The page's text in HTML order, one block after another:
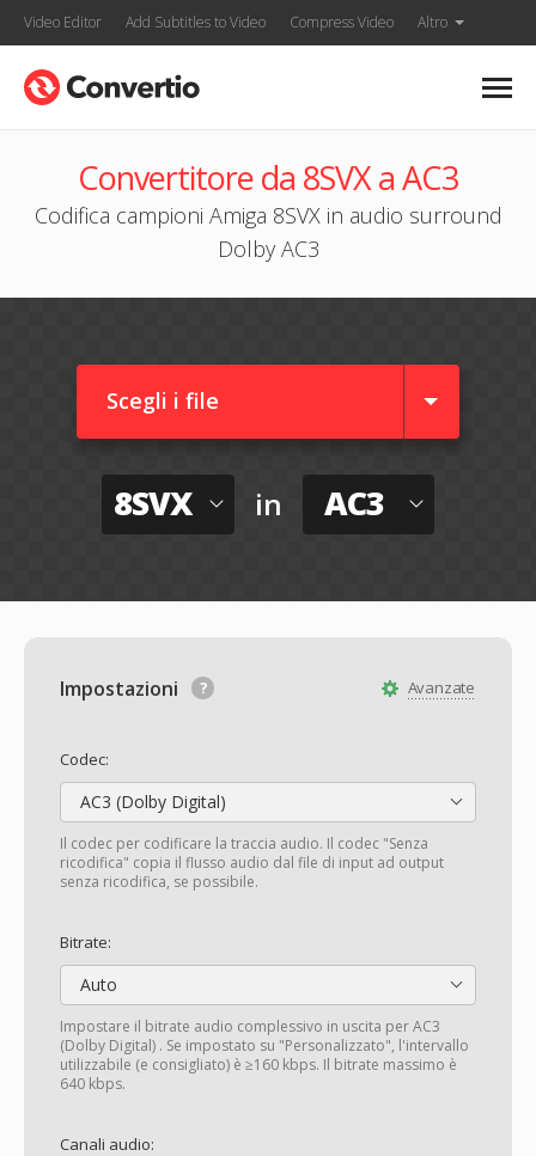
Video Editor Add Subtitles to Video Compress Video Altro
Convertitore da 8SVX a AC3
Codifica campioni Amiga 8SVX in audio surround
Dolby AC3
Scegli i file
8SVX in AC3
Avanzate
Impostazioni
Codec:
AC3 (Dolby Digital)
Il codec per codificare la traccia audio. Il codec "Senza
ricodifica" copia il flusso audio dal file di input ad output
senza ricodifica, se possibile.
Bitrate:
Auto
Impostare il bitrate audio complessivo in uscita per AC3
(Dolby Digital) . Se impostato su "Personalizzato", l'intervallo
utilizzabile (e consigliato) è ≥160 kbps. Il bitrate massimo è
640 kbps.
Canali audio: